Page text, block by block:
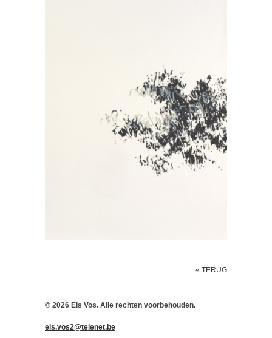
« TERUG
© 2026 Els Vos. Alle rechten voorbehouden.
els.vos2@telenet.be